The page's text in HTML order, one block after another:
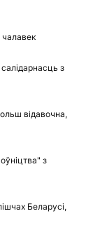
чалавек
з
відавочна,
з
Беларусі,